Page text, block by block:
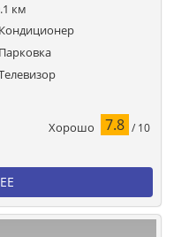
км
Кондиционер
Парковка
Хорошо 7.8 / 10